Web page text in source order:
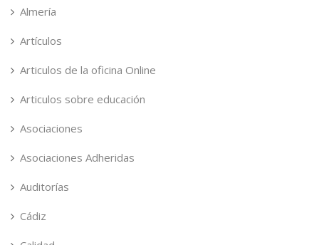
Almería
Artículos
Articulos de la oficina Online
Articulos sobre educación
Asociaciones
Asociaciones Adheridas
Auditorías
Cádiz